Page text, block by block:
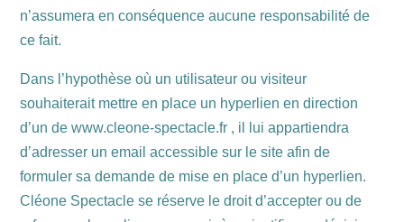
n’assumera en conséquence aucune responsabilité de
ce fait.
Dans l’hypothèse où un utilisateur ou visiteur
souhaiterait mettre en place un hyperlien en direction
d’un de www.cleone-spectacle.fr , il lui appartiendra
d’adresser un email accessible sur le site afin de
formuler sa demande de mise en place d’un hyperlien.
Cléone Spectacle se réserve le droit d’accepter ou de